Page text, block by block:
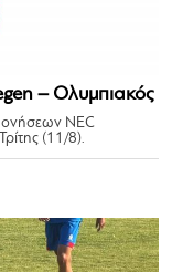
– Ολυμπιακός
NEC
(11/8).